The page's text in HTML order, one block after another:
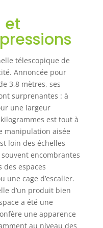
Car
et
et
une
de tâches en
Échelons
: Les
ont été
à 1,56
/ 39,5 mm
largeur, offrant
surface
plus
et plus
qui réduit
la
pendant
station debout
vous
et
télescopique de
Annoncée pour
3,8 mètres, ses
surprenantes : à
une largeur
est tout à
manipulation aisée
loin des échelles
encombrantes
espaces
une cage d’escalier.
d’un produit bien
a été une
une apparence
au niveau des